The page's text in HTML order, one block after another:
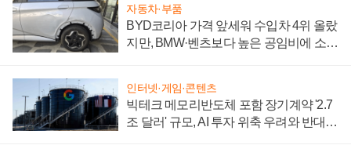
자동차·부품
BYD코리아 가격 앞세워 수입차 4위 올랐
지만, BMW·벤츠보다 높은 공임비에 소비
인터넷·게임·콘텐츠
빅테크 메모리반도체 포함 장기계약 '2.7
조 달러' 규모, AI 투자 위축 우려와 반대